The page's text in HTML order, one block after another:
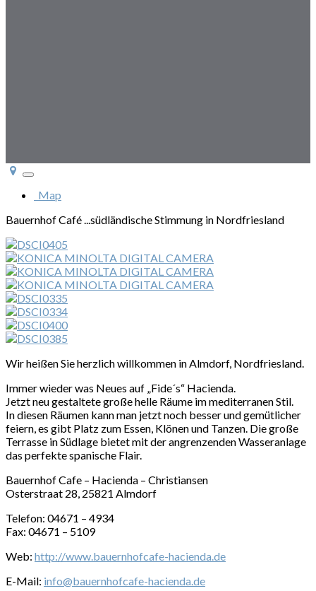
Toggle
navigation
Map
Bauernhof Café ...südländische Stimmung in Nordfriesland
Wir heißen Sie herzlich willkommen in Almdorf, Nordfriesland.
Immer wieder was Neues auf „Fide´s“ Hacienda.
Jetzt neu gestaltete große helle Räume im mediterranen Stil.
In diesen Räumen kann man jetzt noch besser und gemütlicher
feiern, es gibt Platz zum Essen, Klönen und Tanzen. Die große
Terrasse in Südlage bietet mit der angrenzenden Wasseranlage
das perfekte spanische Flair.
Bauernhof Cafe – Hacienda – Christiansen
Osterstraat 28, 25821 Almdorf
Telefon: 04671 – 4934
Fax: 04671 – 5109
Web: http://www.bauernhofcafe-hacienda.de
E-Mail: info@bauernhofcafe-hacienda.de